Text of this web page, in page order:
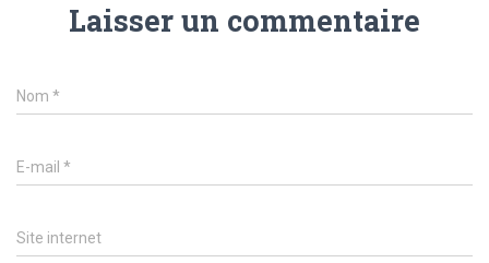
Laisser un commentaire
Nom *
E-mail *
Site internet